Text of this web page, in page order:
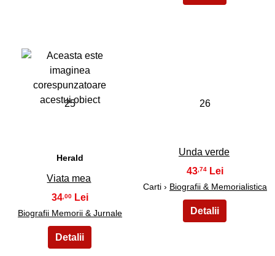
25
Herald
Viata mea
34 ,00
Biografii Memorii & Jurnale
26
Unda verde
43,74
Carti › Biografii & Memorialistica